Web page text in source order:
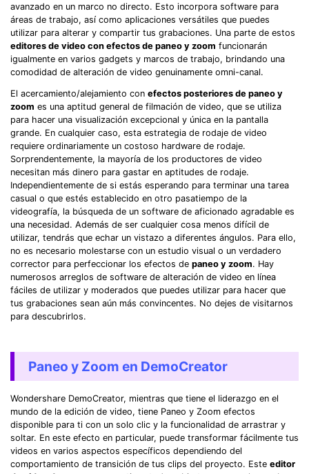
avanzado en un marco no directo. Esto incorpora software para
áreas de trabajo, así como aplicaciones versátiles que puedes
utilizar para alterar y compartir tus grabaciones. Una parte de estos
editores de video con efectos de paneo y zoom funcionarán
igualmente en varios gadgets y marcos de trabajo, brindando una
comodidad de alteración de video genuinamente omni-canal.
El acercamiento/alejamiento con efectos posteriores de paneo y
zoom es una aptitud general de filmación de video, que se utiliza
para hacer una visualización excepcional y única en la pantalla
grande. En cualquier caso, esta estrategia de rodaje de video
requiere ordinariamente un costoso hardware de rodaje.
Sorprendentemente, la mayoría de los productores de video
necesitan más dinero para gastar en aptitudes de rodaje.
Independientemente de si estás esperando para terminar una tarea
casual o que estés establecido en otro pasatiempo de la
videografía, la búsqueda de un software de aficionado agradable es
una necesidad. Además de ser cualquier cosa menos difícil de
utilizar, tendrás que echar un vistazo a diferentes ángulos. Para ello,
no es necesario molestarse con un estudio visual o un verdadero
corrector para perfeccionar los efectos de paneo y zoom. Hay
numerosos arreglos de software de alteración de video en línea
fáciles de utilizar y moderados que puedes utilizar para hacer que
tus grabaciones sean aún más convincentes. No dejes de visitarnos
para descubrirlos.
Paneo y Zoom en DemoCreator
Wondershare DemoCreator, mientras que tiene el liderazgo en el
mundo de la edición de video, tiene Paneo y Zoom efectos
disponible para ti con un solo clic y la funcionalidad de arrastrar y
soltar. En este efecto en particular, puede transformar fácilmente tus
videos en varios aspectos específicos dependiendo del
comportamiento de transición de tus clips del proyecto. Este editor